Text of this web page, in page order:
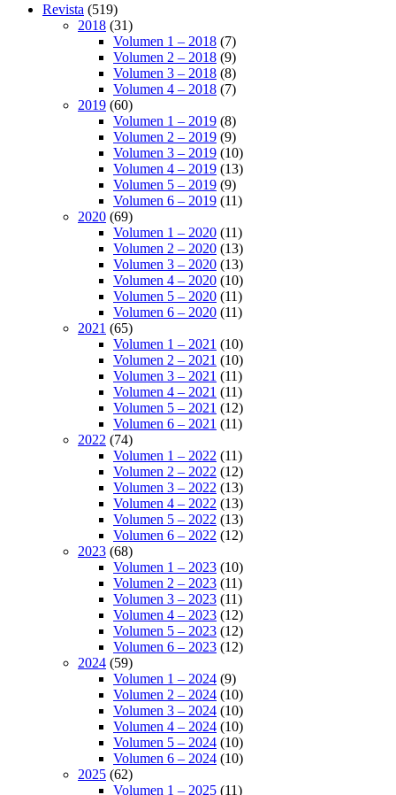
Revista (519)
2018 (31)
Volumen 1 – 2018 (7)
Volumen 2 – 2018 (9)
Volumen 3 – 2018 (8)
Volumen 4 – 2018 (7)
2019 (60)
Volumen 1 – 2019 (8)
Volumen 2 – 2019 (9)
Volumen 3 – 2019 (10)
Volumen 4 – 2019 (13)
Volumen 5 – 2019 (9)
Volumen 6 – 2019 (11)
2020 (69)
Volumen 1 – 2020 (11)
Volumen 2 – 2020 (13)
Volumen 3 – 2020 (13)
Volumen 4 – 2020 (10)
Volumen 5 – 2020 (11)
Volumen 6 – 2020 (11)
2021 (65)
Volumen 1 – 2021 (10)
Volumen 2 – 2021 (10)
Volumen 3 – 2021 (11)
Volumen 4 – 2021 (11)
Volumen 5 – 2021 (12)
Volumen 6 – 2021 (11)
2022 (74)
Volumen 1 – 2022 (11)
Volumen 2 – 2022 (12)
Volumen 3 – 2022 (13)
Volumen 4 – 2022 (13)
Volumen 5 – 2022 (13)
Volumen 6 – 2022 (12)
2023 (68)
Volumen 1 – 2023 (10)
Volumen 2 – 2023 (11)
Volumen 3 – 2023 (11)
Volumen 4 – 2023 (12)
Volumen 5 – 2023 (12)
Volumen 6 – 2023 (12)
2024 (59)
Volumen 1 – 2024 (9)
Volumen 2 – 2024 (10)
Volumen 3 – 2024 (10)
Volumen 4 – 2024 (10)
Volumen 5 – 2024 (10)
Volumen 6 – 2024 (10)
2025 (62)
Volumen 1 – 2025 (11)